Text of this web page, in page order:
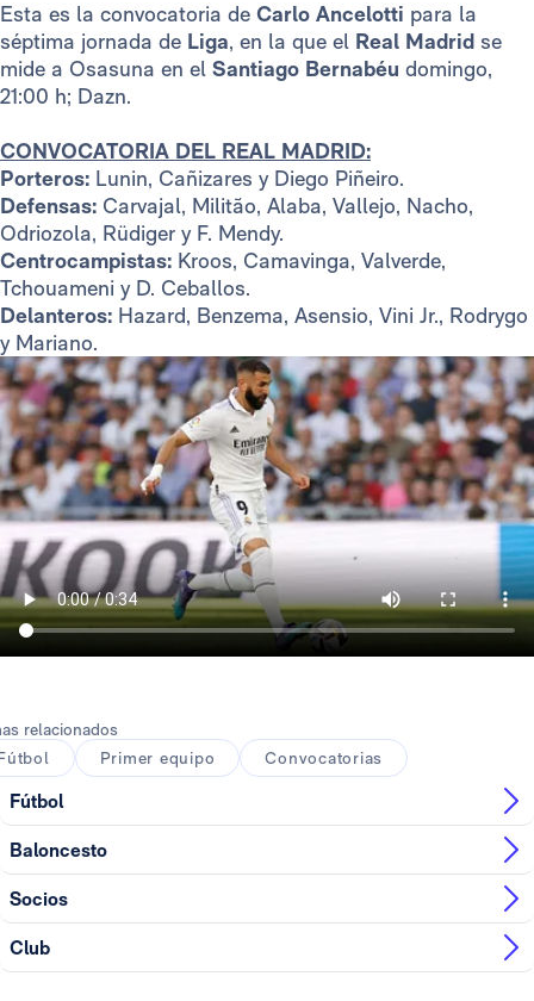
Esta es la convocatoria de Carlo Ancelotti para la
séptima jornada de Liga, en la que el Real Madrid se
mide a Osasuna en el Santiago Bernabéu domingo,
21:00 h; Dazn.
CONVOCATORIA DEL REAL MADRID:
Porteros: Lunin, Cañizares y Diego Piñeiro.
Defensas: Carvajal, Militão, Alaba, Vallejo, Nacho,
Odriozola, Rüdiger y F. Mendy.
Centrocampistas: Kroos, Camavinga, Valverde,
Tchouameni y D. Ceballos.
Delanteros: Hazard, Benzema, Asensio, Vini Jr., Rodrygo
y Mariano.
relacionados
Primer equipo Convocatorias
Fútbol
Baloncesto
Socios
Club